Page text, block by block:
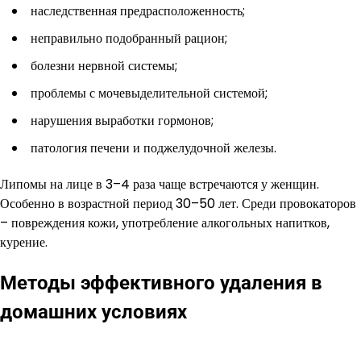
наследственная предрасположенность;
неправильно подобранный рацион;
болезни нервной системы;
проблемы с мочевыделительной системой;
нарушения выработки гормонов;
патология печени и поджелудочной железы.
Липомы на лице в 3–4 раза чаще встречаются у женщин.
Особенно в возрастной период 30–50 лет. Среди провокаторов
– повреждения кожи, употребление алкогольных напитков,
курение.
Методы эффективного удаления в
домашних условиях